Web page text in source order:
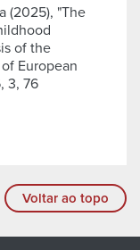
(2025), "The
of the
European
3, 76
Voltar ao topo